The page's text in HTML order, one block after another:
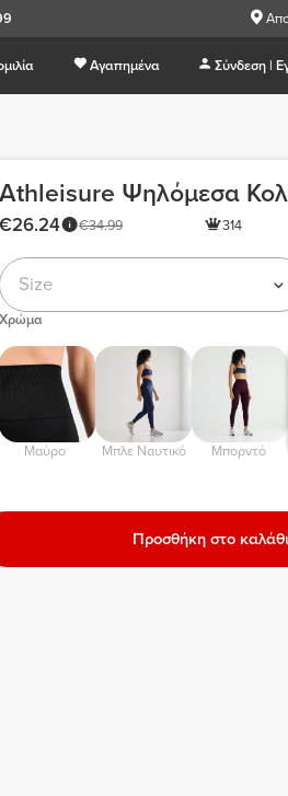
Αγαπημένα Σύνδεση |
Athleisure Ψηλόμεσα
€34.99
€26.24 314
Size
Χρώμα
Μαύρο Μπλε Ναυτικό Μπορντό
Προσθήκη στο καλάθι